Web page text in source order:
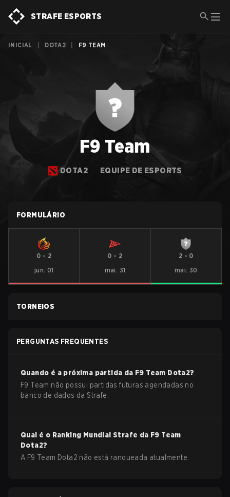
STRAFE ESPORTS
INICIAL DOTA2 F9 TEAM
F9 Team
DOTA2 EQUIPE DE ESPORTS
FORMULÁRIO
0 - 2
jun. 01
0 - 2
mai. 31
2 - 0
mai. 30
TORNEIOS
PERGUNTAS FREQUENTES
Quando é a próxima partida da F9 Team Dota2?
F9 Team não possui partidas futuras agendadas no
banco de dados da Strafe.
Qual é o Ranking Mundial Strafe da F9 Team
Dota2?
A F9 Team Dota2 não está ranqueada atualmente.